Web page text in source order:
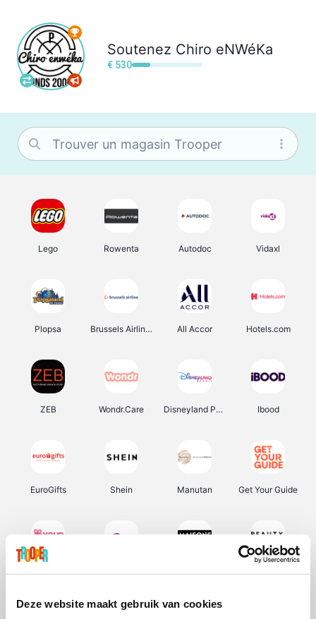
Deze website maakt gebruik van cookies
Soutenez Chiro eNWéKa
€ 530
Lego Rowenta Autodoc Vidaxl
Plopsa Brussels Airlines All Accor Hotels.com
ZEB Wondr.Care Disneyland Paris Ibood
EuroGifts Shein Manutan Get Your Guide